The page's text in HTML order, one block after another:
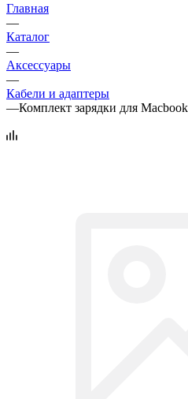
Главная
—
Каталог
—
Аксессуары
—
Кабели и адаптеры
—Комплект зарядки для